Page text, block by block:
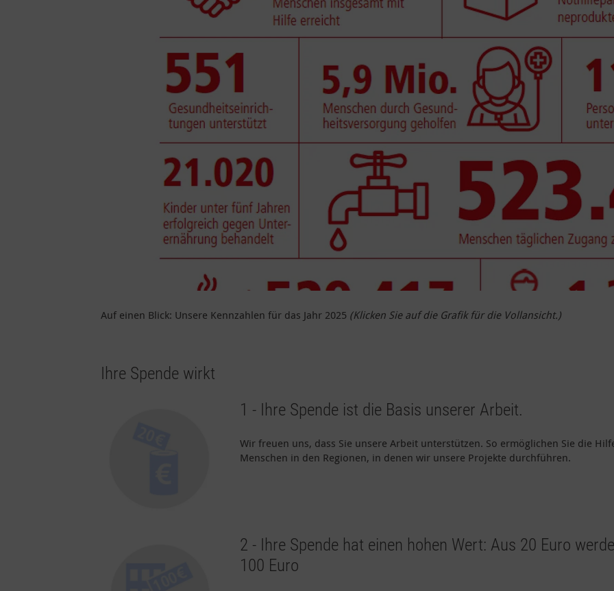
Auf einen Blick: Unsere Kennzahlen für das Jahr 2025 (Klicken Sie auf die Grafik für die Vollansicht.)
Ihre Spende wirkt
1 - Ihre Spende ist die Basis unserer Arbeit.
Wir freuen uns, dass Sie unsere Arbeit unterstützen. So ermöglichen Sie die
Menschen in den Regionen, in denen wir unsere Projekte durchführen.
2 - Ihre Spende hat einen hohen Wert: Aus 20 Euro
100 Euro